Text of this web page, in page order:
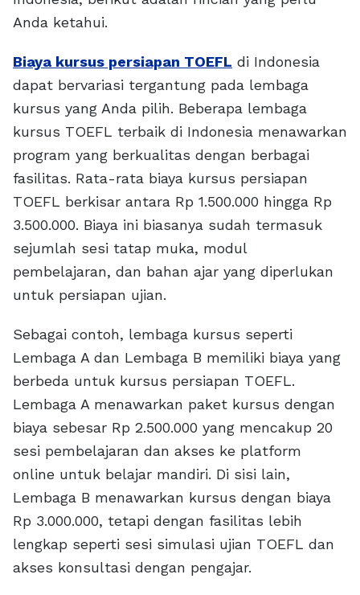
Anda ketahui.
Biaya kursus persiapan TOEFL di Indonesia
dapat bervariasi tergantung pada lembaga
kursus yang Anda pilih. Beberapa lembaga
kursus TOEFL terbaik di Indonesia menawarkan
program yang berkualitas dengan berbagai
fasilitas. Rata-rata biaya kursus persiapan
TOEFL berkisar antara Rp 1.500.000 hingga Rp
3.500.000. Biaya ini biasanya sudah termasuk
sejumlah sesi tatap muka, modul
pembelajaran, dan bahan ajar yang diperlukan
untuk persiapan ujian.
Sebagai contoh, lembaga kursus seperti
Lembaga A dan Lembaga B memiliki biaya yang
berbeda untuk kursus persiapan TOEFL.
Lembaga A menawarkan paket kursus dengan
biaya sebesar Rp 2.500.000 yang mencakup 20
sesi pembelajaran dan akses ke platform
online untuk belajar mandiri. Di sisi lain,
Lembaga B menawarkan kursus dengan biaya
Rp 3.000.000, tetapi dengan fasilitas lebih
lengkap seperti sesi simulasi ujian TOEFL dan
akses konsultasi dengan pengajar.